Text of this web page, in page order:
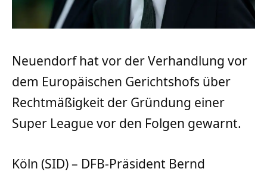
Neuendorf hat vor der Verhandlung vor
dem Europäischen Gerichtshofs über
Rechtmäßigkeit der Gründung einer
Super League vor den Folgen gewarnt.
Köln (SID) – DFB-Präsident Bernd